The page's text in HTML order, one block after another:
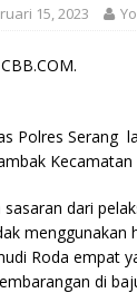
15, 2023
Polres Serang
sasaran dari
menggunakan
Roda empat
di